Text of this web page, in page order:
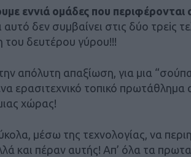
εννιά ομάδες που
αυτό δεν συμβαίνει στις δύο τρεiς
του δευτέρου γύρου!!!
απόλυτη απαξίωση, για μια
ερασιτεχνικό τοπικό πρωτάθλημα
χώρας!
μέσω της τεχνολογίας, να
και πέραν αυτής! Απ’ όλα τα